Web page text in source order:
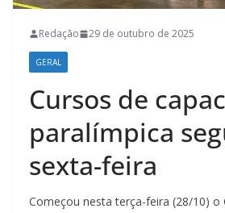
Redação 29 de outubro de 2025
GERAL
Cursos de
paralímpica
sexta-feira
Começou nesta terça-feira (28/10) o